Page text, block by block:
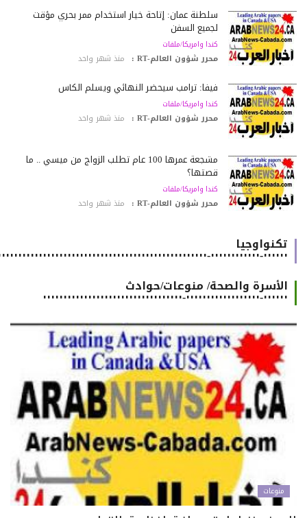
سلطنة عمان: إتاحة خيار استخدام ممر بحري مؤقت
لجميع السفن
كندا وامريكا/ملفات
محرر شؤون العالم-RT : منذ شهر واحد
فيفا: ترامب سيحضر النهائي ويسلّم الكأس
كندا وامريكا/ملفات
محرر شؤون العالم-RT : منذ شهر واحد
مشجعة عمرها 100 عام تطلب الزواج من ميسي .. ما
قصتها؟
كندا وامريكا/ملفات
محرر شؤون العالم-RT : منذ شهر واحد
تكنواوجيا
٠٠٠٠٠٠-٠٠٠٠٠٠٠٠٠٠٠٠-٠٠٠٠٠٠٠٠٠٠٠٠٠٠٠٠٠٠٠٠٠٠٠٠٠٠٠٠٠٠٠٠٠٠٠٠٠٠٠٠٠٠٠٠٠٠٠٠٠٠٠٠٠٠
الأسرة والصحة/ منوعات/حوادث
٠٠٠٠٠٠-٠٠٠٠٠٠٠٠٠٠٠٠٠٠٠٠٠٠-٠٠٠٠٠٠٠٠٠٠٠٠٠٠٠٠٠٠٠٠٠٠٠٠٠٠٠٠٠٠٠٠٠٠
منوعات